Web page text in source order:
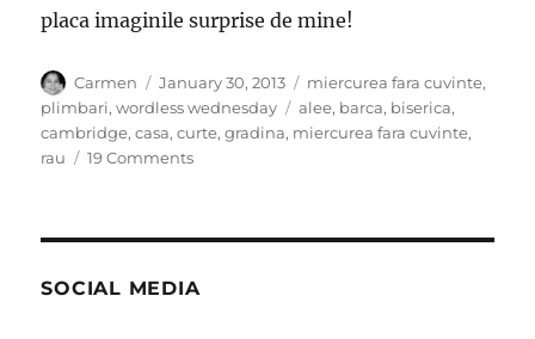
placa imaginile surprise de mine!
Author
Carmen
Posted
on
January 30, 2013 Categories
miercurea fara cuvinte,
plimbari,wordless wednesday Tags
alee, barca, biserica,
cambridge,casa,curte,gradina, miercurea fara cuvinte,
rau
19 Commentson
Cambridge,
SOCIAL MEDIA